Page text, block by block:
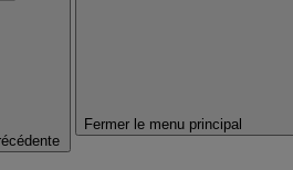
Fermer le menu principal